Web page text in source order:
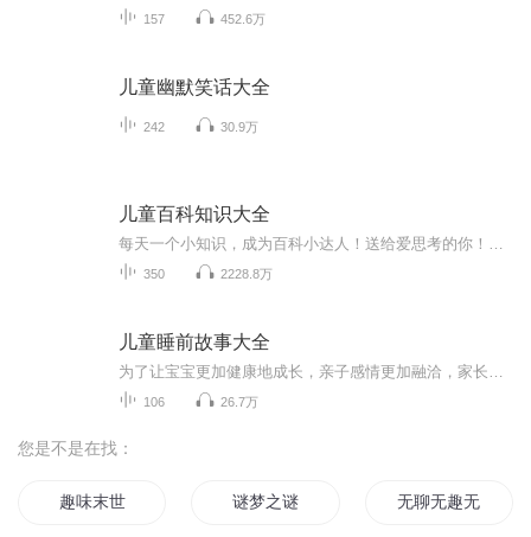
157 452.6万
儿童幽默笑话大全
242 30.9万
儿童百科知识大全
350 2228.8万
儿童睡前故事大全
106 26.7万
您是不是在找：
趣味末世 谜梦之谜 无聊无趣无味无